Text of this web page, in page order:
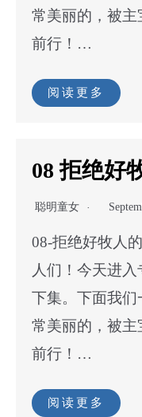
常美丽的，被主
前行！…
阅读更多
08 拒绝好
聪明童女
08-拒绝好牧人
人们！今天进入
下集。下面我
常美丽的，被主
前行！…
阅读更多